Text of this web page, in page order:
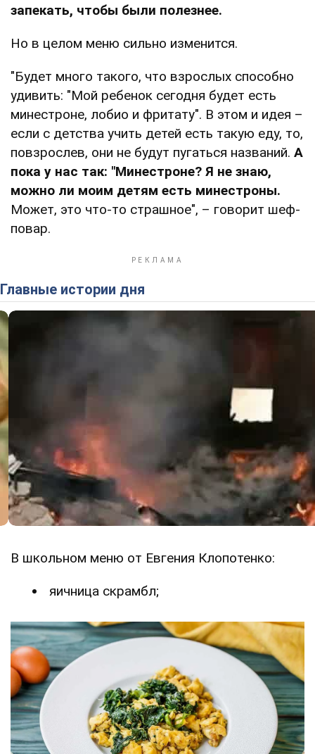
запекать, чтобы были полезнее.
Но в целом меню сильно изменится.
"Будет много такого, что взрослых способно
удивить: "Мой ребенок сегодня будет есть
минестроне, лобио и фритату". В этом и идея –
если с детства учить детей есть такую еду, то,
повзрослев, они не будут пугаться названий. А
пока у нас так: "Минестроне? Я не знаю,
можно ли моим детям есть минестроны.
Может, это что-то страшное", – говорит шеф-
повар.
Главные истории дня
В школьном меню от Евгения Клопотенко:
яичница скрамбл;